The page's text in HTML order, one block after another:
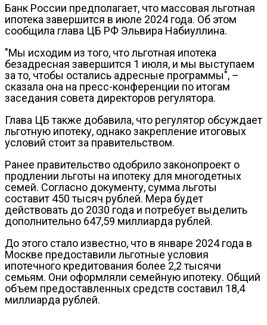
Банк России предполагает, что массовая льготная
ипотека завершится в июле 2024 года. Об этом
сообщила глава ЦБ РФ Эльвира Набиуллина.
"Мы исходим из того, что льготная ипотека
безадресная завершится 1 июля, и мы выступаем
за то, чтобы остались адресные программы", –
сказала она на пресс-конференции по итогам
заседания совета директоров регулятора.
Глава ЦБ также добавила, что регулятор обсуждает
льготную ипотеку, однако закрепление итоговых
условий стоит за правительством.
Ранее правительство одобрило законопроект о
продлении льготы на ипотеку для многодетных
семей. Согласно документу, сумма льготы
составит 450 тысяч рублей. Мера будет
действовать до 2030 года и потребует выделить
дополнительно 647,59 миллиарда рублей.
До этого стало известно, что в январе 2024 года в
Москве предоставили льготные условия
ипотечного кредитования более 2,2 тысячи
семьям. Они оформляли семейную ипотеку. Общий
объем предоставленных средств составил 18,4
миллиарда рублей.